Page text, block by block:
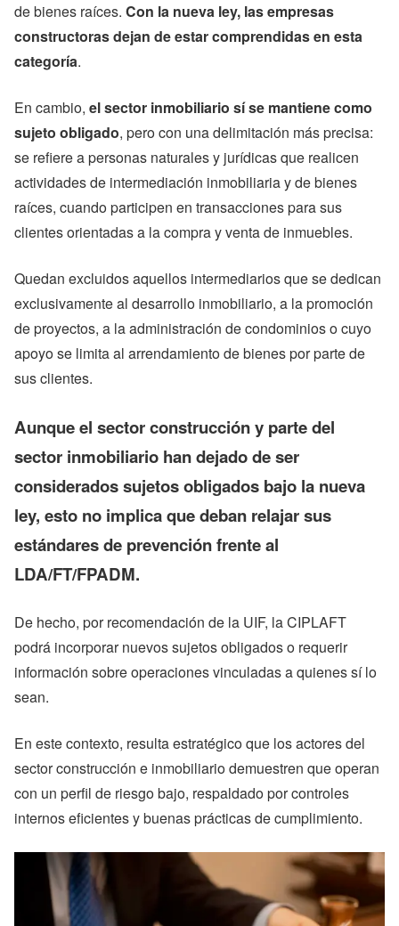
de bienes raíces. Con la nueva ley, las empresas
constructoras dejan de estar comprendidas en esta
categoría.
En cambio, el sector inmobiliario sí se mantiene como
sujeto obligado, pero con una delimitación más precisa:
se refiere a personas naturales y jurídicas que realicen
actividades de intermediación inmobiliaria y de bienes
raíces, cuando participen en transacciones para sus
clientes orientadas a la compra y venta de inmuebles.
Quedan excluidos aquellos intermediarios que se dedican
exclusivamente al desarrollo inmobiliario, a la promoción
de proyectos, a la administración de condominios o cuyo
apoyo se limita al arrendamiento de bienes por parte de
sus clientes.
Aunque el sector construcción y parte del
sector inmobiliario han dejado de ser
considerados sujetos obligados bajo la nueva
ley, esto no implica que deban relajar sus
estándares de prevención frente al
LDA/FT/FPADM.
De hecho, por recomendación de la UIF, la CIPLAFT
podrá incorporar nuevos sujetos obligados o requerir
información sobre operaciones vinculadas a quienes sí lo
sean.
En este contexto, resulta estratégico que los actores del
sector construcción e inmobiliario demuestren que operan
con un perfil de riesgo bajo, respaldado por controles
internos eficientes y buenas prácticas de cumplimiento.